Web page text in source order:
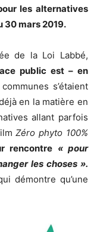
les alternatives
30 mars 2019.
de la Loi Labbé,
public est – en
s’étaient
en la matière en
allant parfois
Zéro phyto 100%
rencontre « pour
les choses ».
démontre qu’une